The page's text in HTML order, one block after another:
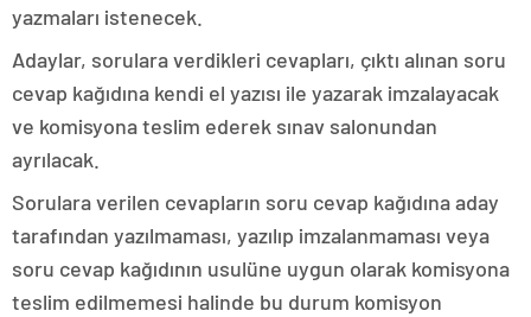
yazmaları istenecek.
Adaylar, sorulara verdikleri cevapları, çıktı alınan soru
cevap kağıdına kendi el yazısı ile yazarak imzalayacak
ve komisyona teslim ederek sınav salonundan
ayrılacak.
Sorulara verilen cevapların soru cevap kağıdına aday
tarafından yazılmaması, yazılıp imzalanmaması veya
soru cevap kağıdının usulüne uygun olarak komisyona
teslim edilmemesi halinde bu durum komisyon